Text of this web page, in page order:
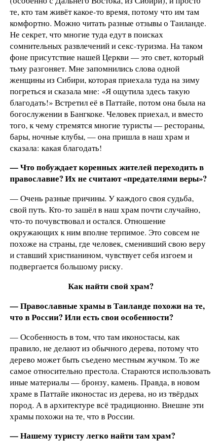
те, кто там живёт ­какое-то время, потому что им там
комфортно. Можно читать разные отзывы о Таиланде.
Не секрет, что многие туда едут в поисках
сомнительных развлечений и секс-туризма. На таком
фоне присутствие нашей Церкви — это свет, который
тьму разгоняет. Мне запомнились слова одной
женщины из Сибири, которая приехала туда на зиму
погреться и сказала мне: «Я ощутила здесь такую
благодать!» Встретил её в Паттайе, потом она была на
богослужении в Бангкоке. Человек приехал, и вместо
того, к чему стремятся многие туристы — рестораны,
бары, ночные клубы, — она пришла в наш храм и
сказала: какая благодать!
— Что побуждает коренных жителей переходить в
православие? Их не считают «предателями веры»?
— Очень разные причины. У каждого своя судьба,
свой путь. Кто-то зашёл в наш храм почти случайно,
что-то почувствовал и остался. Отношение
окружающих к ним вполне терпимое. Это совсем не
похоже на страны, где человек, сменивший свою веру
и ставший христианином, чувствует себя изгоем и
подвергается большому риску.
Как найти свой храм?
— Православные храмы в Таиланде похожи на те,
что в России? Или есть свои особенности?
— Особенность в том, что там иконостасы, как
правило, не делают из обычного дерева, потому что
дерево может быть съедено местным жучком. То же
самое относительно престола. Стараются использовать
иные материалы — бронзу, камень. Правда, в новом
храме в Паттайе иконостас из дерева, но из твёрдых
пород. А в архитектуре всё традиционно. Внешне эти
храмы похожи на те, что в России.
— Нашему туристу легко найти там храм?